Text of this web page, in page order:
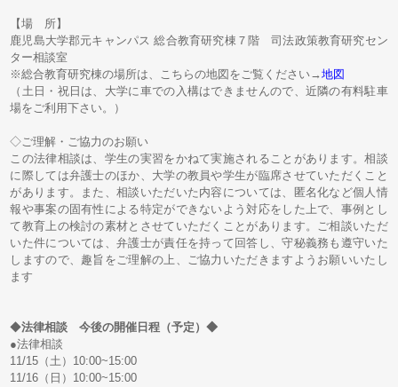
【場 所】
鹿児島大学郡元キャンパス 総合教育研究棟７階 司法政策教育研究セン
ター相談室
※総合教育研究棟の場所は、こちらの地図をご覧ください→地図
（土日・祝日は、大学に車での入構はできませんので、近隣の有料駐車
場をご利用下さい。）
◇ご理解・ご協力のお願い
この法律相談は、学生の実習をかねて実施されることがあります。相談
に際しては弁護士のほか、大学の教員や学生が臨席させていただくこと
があります。また、相談いただいた内容については、匿名化など個人情
報や事案の固有性による特定ができないよう対応をした上で、事例とし
て教育上の検討の素材とさせていただくことがあります。ご相談いただ
いた件については、弁護士が責任を持って回答し、守秘義務も遵守いた
しますので、趣旨をご理解の上、ご協力いただきますようお願いいたし
ます
◆法律相談 今後の開催日程（予定）◆
●法律相談
11/15（土）10:00~15:00
11/16（日）10:00~15:00